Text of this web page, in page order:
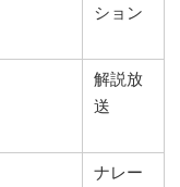
ション
解説放
送
ナレー